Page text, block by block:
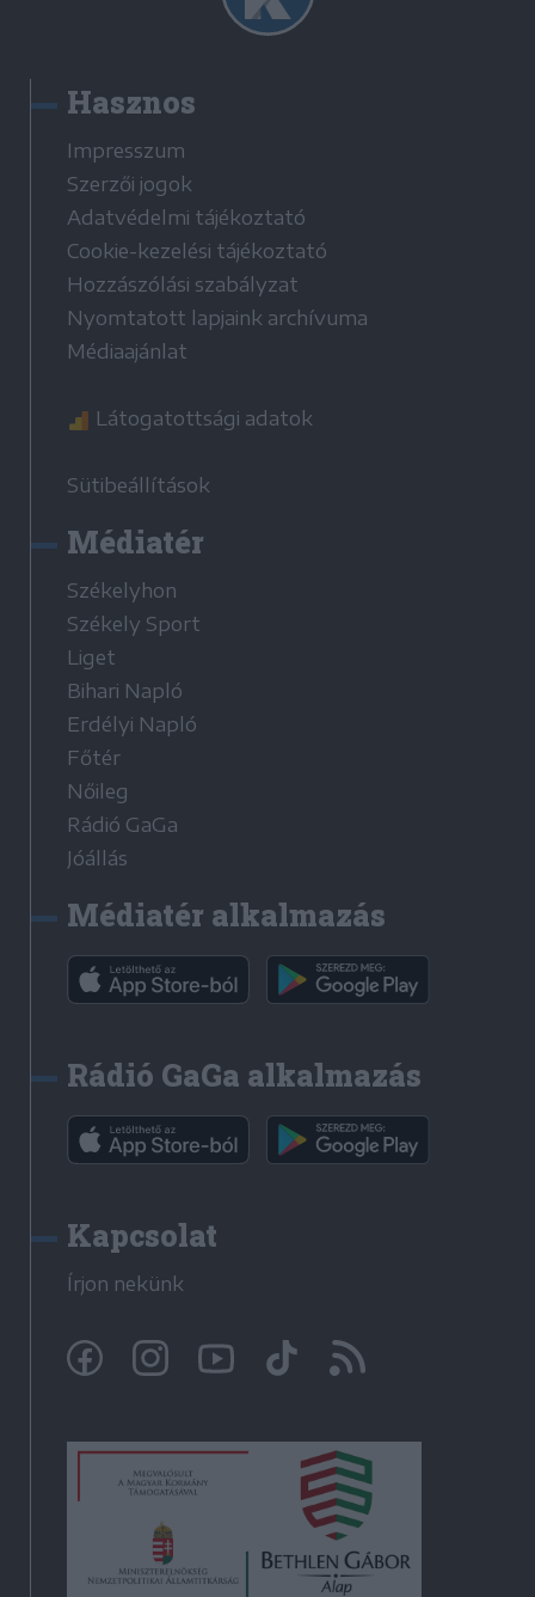
Hasznos
Impresszum
Szerzői jogok
Adatvédelmi tájékoztató
Cookie-kezelési tájékoztató
Hozzászólási szabályzat
Nyomtatott lapjaink archívuma
Médiaajánlat
Látogatottsági adatok
Sütibeállítások
Médiatér
Székelyhon
Székely Sport
Liget
Bihari Napló
Erdélyi Napló
Főtér
Nőileg
Rádió GaGa
Jóállás
Médiatér alkalmazás
Rádió GaGa alkalmazás
Kapcsolat
Írjon nekünk